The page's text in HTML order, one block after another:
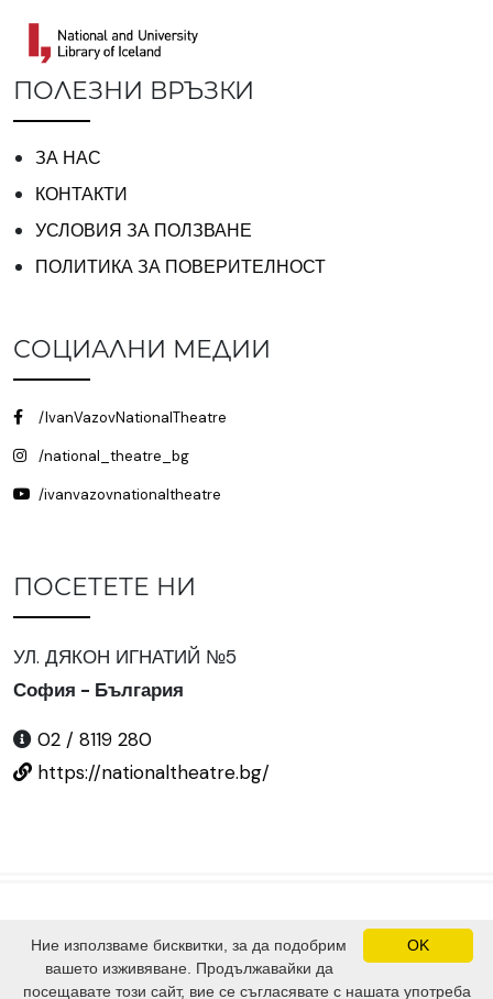
ПОЛЕЗНИ ВРЪЗКИ
ЗА НАС
КОНТАКТИ
УСЛОВИЯ ЗА ПОЛЗВАНЕ
ПОЛИТИКА ЗА ПОВЕРИТЕЛНОСТ
СОЦИАЛНИ МЕДИИ
/IvanVazovNationalTheatre
/national_theatre_bg
/ivanvazovnationaltheatre
ПОСЕТЕТЕ НИ
УЛ. ДЯКОН ИГНАТИЙ №5
София - България
02 / 8119 280
https://nationaltheatre.bg/
2024 Всички права запазени.
Сайтът е изграден отSV Software Solutions Ltd.
OK
Ние използваме бисквитки, за да подобрим
вашето изживяване. Продължавайки да
посещавате този сайт, вие се съгласявате с нашата употреба